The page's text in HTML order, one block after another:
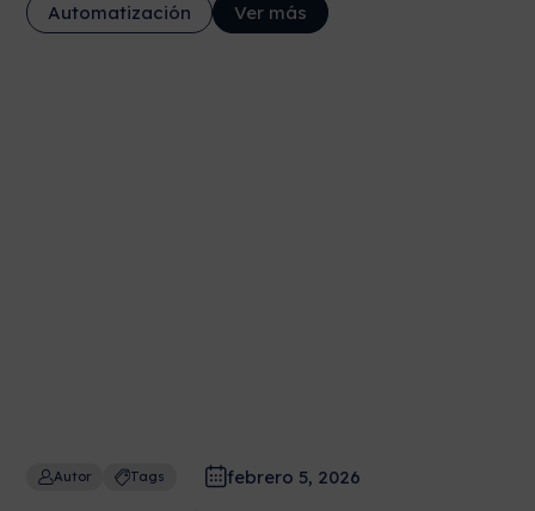
Automatización
Ver más
Autor Tags
febrero 5, 2026